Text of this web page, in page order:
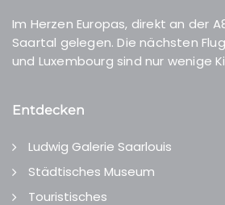
Im Herzen Europas, direkt an der
Saartal gelegen. Die nächsten
und Luxembourg sind nur wenige
Entdecken
Ludwig Galerie Saarlouis
Städtisches Museum
Touristisches